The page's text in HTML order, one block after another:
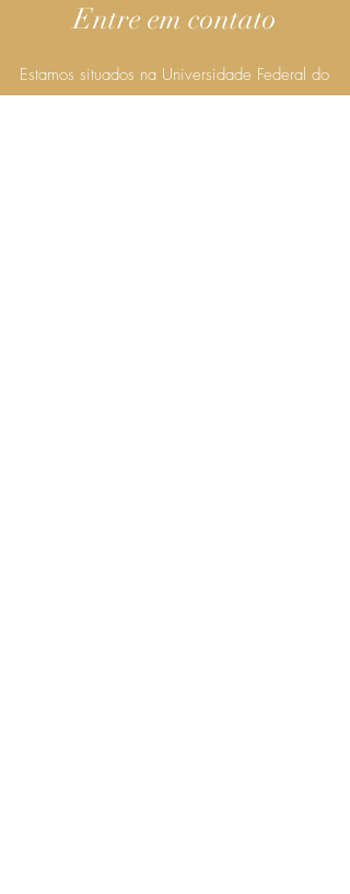
Entre em contato
Estamos situados na Universidade Federal do